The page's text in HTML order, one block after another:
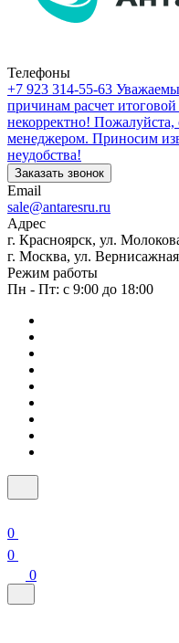
Телефоны
+7 923 314-55-63
причинам расчет итоговой
некорректно!
менеджером. Приносим
неудобства!
Заказать звонок
Email
sale@antaresru.ru
Адрес
г. Красноярск, ул.
г. Москва, ул.
Режим работы
Пн - Пт: с 9:00 до 18:00
0
0
0